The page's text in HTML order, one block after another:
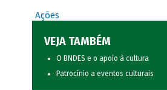
Ações
VEJA TAMBÉM
O BNDES e o apoio à cultura
Patrocínio a eventos culturais